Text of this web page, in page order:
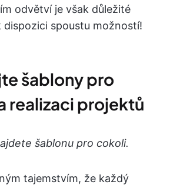
odvětví je však důležité
dispozici spoustu možností!
šablony pro
realizaci projektů
šablonu pro cokoli.
tajemstvím, že každý